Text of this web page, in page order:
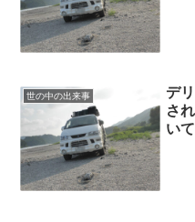
世の中の出来事
デ
さ
い